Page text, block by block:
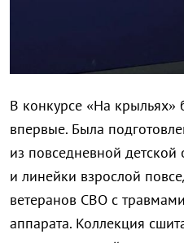
В конкурсе «На крыльях»
впервые. Была
из повседневной
и линейки взрослой
ветеранов СВО с
аппарата. Коллекция